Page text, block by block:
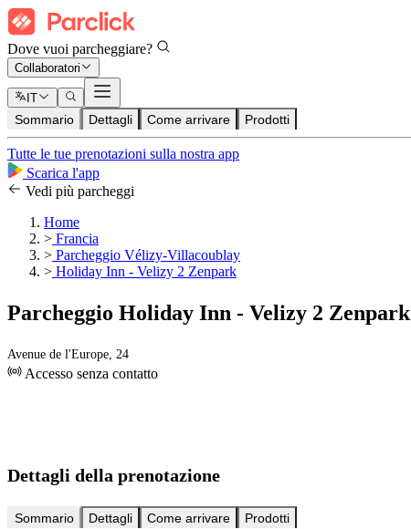
Dove vuoi parcheggiare?
Collaboratori
IT
Sommario Dettagli Come arrivare Prodotti
Tutte le tue prenotazioni sulla nostra app
Scarica l'app
Vedi più parcheggi
Home
> Francia
> Parcheggio Vélizy-Villacoublay
> Holiday Inn - Velizy 2 Zenpark
Parcheggio Holiday Inn - Velizy 2 Zenpark
Avenue de l'Europe, 24
Accesso senza contatto
Dettagli della prenotazione
Sommario Dettagli Come arrivare Prodotti